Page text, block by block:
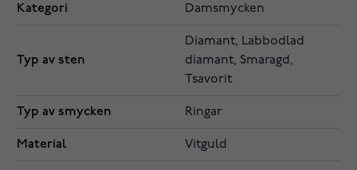
Kategori Damsmycken
Typ av sten
Diamant, Labbodlad
diamant, Smaragd,
Tsavorit
Typ av smycken Ringar
Material Vitguld